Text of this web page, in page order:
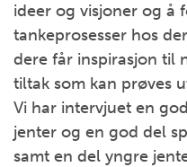
ideer og visjoner og å
tankeprosesser hos
dere får inspirasjon til
tiltak som kan prøves
Vi har intervjuet en
jenter og en god del
samt en del yngre